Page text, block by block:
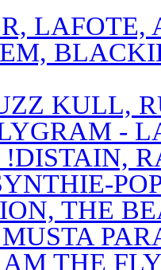
KULL,
-
!DISTAIN,
THE
THE